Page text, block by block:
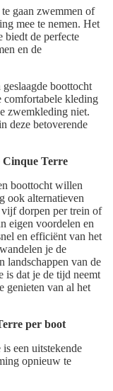
gaan zwemmen of
mee te nemen. Het
biedt de perfecte
en de
boottocht
comfortabele kleding
zwemkleding niet.
deze betoverende
Cinque Terre
boottocht willen
ook alternatieven
dorpen per trein of
eigen voordelen en
en efficiënt van het
je de
landschappen van de
is dat je de tijd neemt
genieten van al het
per boot
een uitstekende
opnieuw te